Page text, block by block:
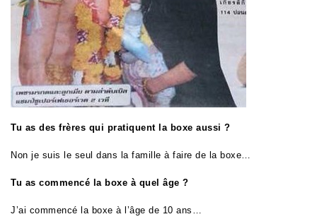
Tu as des frères qui pratiquent la boxe aussi ?
Non je suis le seul dans la famille à faire de la boxe…
Tu as commencé la boxe à quel âge ?
J’ai commencé la boxe à l’âge de 10 ans…